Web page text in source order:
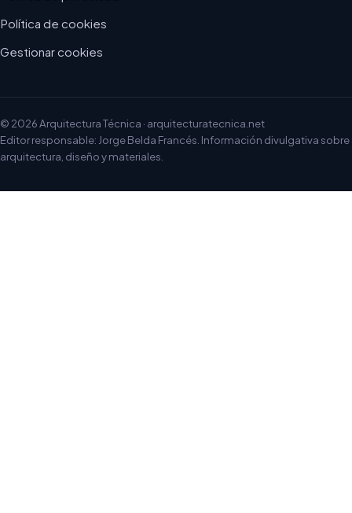
Política de cookies
Gestionar cookies
© 2026 Arquitectura Técnica · arquitecturatecnica.net
Editor responsable: Jorge Belda Francés. Información divulgativa sobre
arquitectura, diseño y materiales.